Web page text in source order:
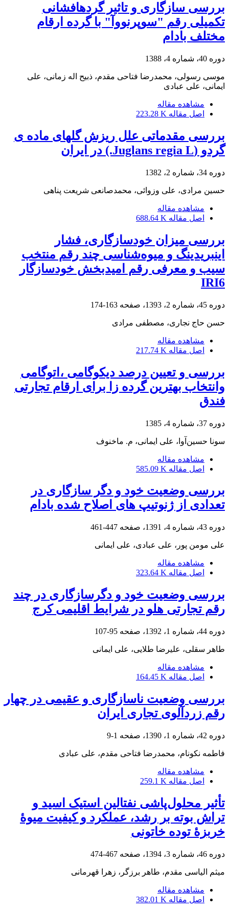
بررسی سازگاری و تاثیر گرده‎افشانی
تکمیلی رقم "سوپرنووآ" با گرده ارقام
مختلف بادام
دوره 40، شماره 4، 1388
موسی رسولی، محمدرضا فتاحی مقدم، ذبیح اله زمانی، علی
ایمانی، علی عبادی
مشاهده مقاله
اصل مقاله 223.28 K
بررسی مقدماتی علل ریزش گلهای ماده ی
گردو (Juglans regia L.) در ایران
دوره 34، شماره 2، 1382
حسین مرادی، علی وزوائی، محمدصانعی شریعت پناهی
مشاهده مقاله
اصل مقاله 688.64 K
بررسی میزان خودسازگاری، فشار
اینبریدینگ و میوه‌شناسی چند رقم منتخب
سیب و معرفی رقم امیدبخش خودسازگار
IRI6
دوره 45، شماره 2، 1393، صفحه 163-174
حسن حاج نجاری، مصطفی مرادی
مشاهده مقاله
اصل مقاله 217.74 K
بررسی و تعیین درصد دیکوگامی ،اتوگامی
وانتخاب بهترین گرده زا برای ارقام تجارتی
فندق
دوره 37، شماره 4، 1385
سونا حسین‌آوا، علی ایمانی، م. ماخنوف
مشاهده مقاله
اصل مقاله 585.09 K
بررسی وضعیت خود و دگر سازگاری در
تعدادی از ژنوتیپ های اصلاح شده بادام
دوره 43، شماره 4، 1391، صفحه 447-461
علی مومن پور، علی عبادی، علی ایمانی
مشاهده مقاله
اصل مقاله 323.64 K
بررسی وضعیت خود و دگرسازگاری در چند
رقم تجارتی هلو در شرایط اقلیمی کرج
دوره 44، شماره 1، 1392، صفحه 95-107
طاهر سقلی، علیرضا طلایی، علی ایمانی
مشاهده مقاله
اصل مقاله 164.45 K
بررسی وضعیت ناسازگاری و عقیمی در چهار
رقم زردآلوی تجاری ایران
دوره 42، شماره 1، 1390، صفحه 1-9
فاطمه نکونام، محمدرضا فتاحی مقدم، علی عبادی
مشاهده مقاله
اصل مقاله 259.1 K
تأثیر محلول‌پاشی نفتالین استیک اسید و
تراش بوته بر رشد، عملکرد و کیفیت میوۀ
خربزۀ توده خاتونی
دوره 46، شماره 3، 1394، صفحه 467-474
میثم الیاسی مقدم، طاهر برزگر، زهرا قهرمانی
مشاهده مقاله
اصل مقاله 382.01 K